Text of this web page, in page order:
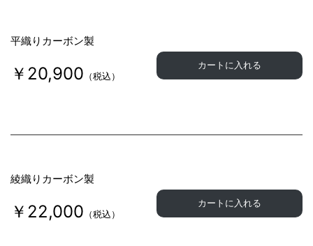
平織りカーボン製
￥20,900 （税込）
カートに入れる
綾織りカーボン製
￥22,000 （税込）
カートに入れる